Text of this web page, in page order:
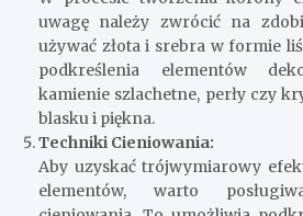
uwagę należy zwrócić na
używać złota i srebra w formie
podkreślenia elementów
kamienie szlachetne, perły czy
blasku i piękna.
Techniki Cieniowania:
Aby uzyskać trójwymiarowy
elementów, warto